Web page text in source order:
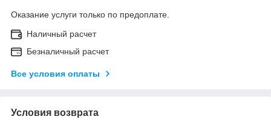
Оказание услуги только по предоплате.
Наличный расчет
Безналичный расчет
Все условия оплаты
Условия возврата